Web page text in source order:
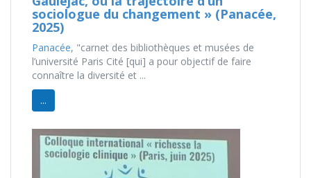
sociologue du changement » (Panacée,
2025)
Panacée, "carnet des bibliothèques et musées de
l’université Paris Cité [qui] a pour objectif de faire
connaître la diversité et ...
...